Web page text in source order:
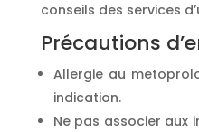
conseils des services
Précautions
Allergie au
indication.
Ne pas associer aux